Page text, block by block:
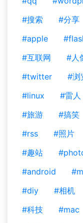
#搜索
#分享
#apple
#互联网
#人
#twitter
#浏
#linux
#雷人
#旅游
#搞笑
#rss
#照片
#趣站
#android
#diy
#相机
#科技
#mac